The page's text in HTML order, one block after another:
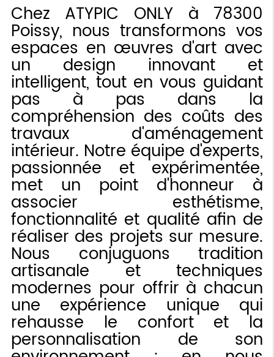
Chez ATYPIC ONLY à 78300
Poissy, nous transformons vos
espaces en œuvres d'art avec
un design innovant et
intelligent, tout en vous guidant
pas à pas dans la
compréhension des coûts des
travaux d'aménagement
intérieur. Notre équipe d'experts,
passionnée et expérimentée,
met un point d'honneur à
associer esthétisme,
fonctionnalité et qualité afin de
réaliser des projets sur mesure.
Nous conjuguons tradition
artisanale et techniques
modernes pour offrir à chacun
une expérience unique qui
rehausse le confort et la
personnalisation de son